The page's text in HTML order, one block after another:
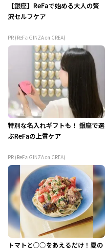
【銀座】ReFaで始める大人の贅
沢セルフケア
PR (ReFa GINZA on CREA)
特別な名入れギフトも！ 銀座で選
ぶReFaの上質ケア
PR (ReFa GINZA on CREA)
トマトと○○をあえるだけ！夏の